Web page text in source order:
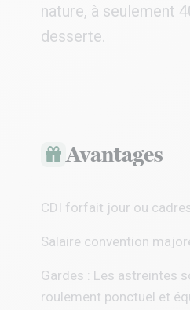
nature, à seulement
desserte.
Avantages
CDI forfait jour ou
Salaire convention
Gardes : Les astreintes
roulement ponctuel et